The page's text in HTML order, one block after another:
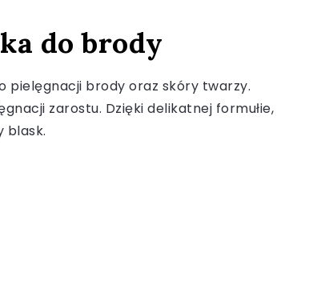
do brody
pielęgnacji brody oraz skóry twarzy.
zarostu. Dzięki delikatnej formułie,
blask.